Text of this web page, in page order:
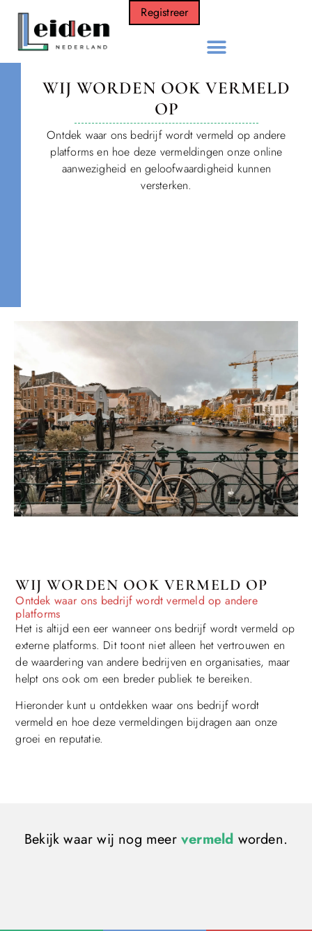
Registreer
WIJ WORDEN OOK VERMELD
OP
Ontdek waar ons bedrijf wordt vermeld op andere
platforms en hoe deze vermeldingen onze online
aanwezigheid en geloofwaardigheid kunnen
versterken.
WIJ WORDEN OOK VERMELD OP
Ontdek waar ons bedrijf wordt vermeld op andere
platforms
Het is altijd een eer wanneer ons bedrijf wordt vermeld op
externe platforms. Dit toont niet alleen het vertrouwen en
de waardering van andere bedrijven en organisaties, maar
helpt ons ook om een breder publiek te bereiken.
Hieronder kunt u ontdekken waar ons bedrijf wordt
vermeld en hoe deze vermeldingen bijdragen aan onze
groei en reputatie.
Bekijk waar wij nog meer vermeld worden.